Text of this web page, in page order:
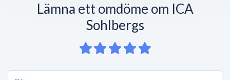
Lämna ett omdöme om ICA
Sohlbergs